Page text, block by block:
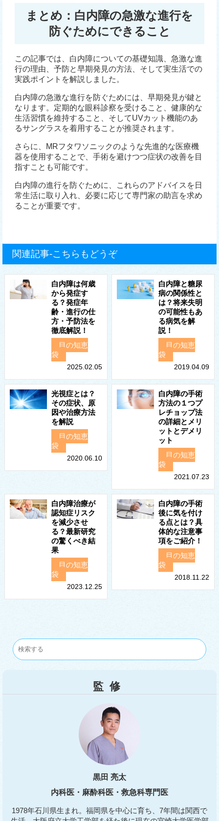
まとめ：白内障の急激な進行を
防ぐためにできること
この記事では、白内障についての基礎知識、急激な進
行の理由、予防と早期発見の方法、そして実生活での
実践ポイントを解説しました。
白内障の急激な進行を防ぐためには、早期発見が鍵と
なります。定期的な眼科診察を受けること、健康的な
生活習慣を維持すること、そしてUVカット機能のあ
るサングラスを着用することが推奨されます。
さらに、MRフタワソニックのような先進的な医療機
器を使用することで、手術を避けつつ症状の改善を目
指すことも可能です。
白内障の進行を防ぐために、これらのアドバイスを日
常生活に取り入れ、必要に応じて専門家の助言を求め
ることが重要です。
関連記事-こちらもどうぞ
白内障は何歳
から発症す
る？発症年
齢・進行の仕
方・予防法を
徹底解説！
目の知恵
袋
2025.02.05
白内障と糖尿
病の関係性と
は？将来失明
の可能性もあ
る病気を解
説！
目の知恵
袋
2019.04.09
光視症とは？
その症状、原
因や治療方法
を解説
目の知恵
袋
2020.06.10
白内障の手術
方法の１つプ
レチョップ法
の詳細とメリ
ットとデメリ
ット
目の知恵
袋
2021.07.23
白内障治療が
認知症リスク
を減少させ
る？最新研究
の驚くべき結
果
目の知恵
袋
2023.12.25
白内障の手術
後に気を付け
る点とは？具
体的な注意事
項をご紹介！
目の知恵
袋
2018.11.22
監修
黒田 亮太
内科医・麻酔科医・救急科専門医
1978年石川県生まれ。福岡県を中心に育ち、7年間は関西で